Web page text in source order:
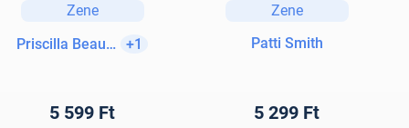
Zene
Priscilla Beaulieu Presley
+1
5 599 Ft
Zene
Patti Smith
5 299 Ft